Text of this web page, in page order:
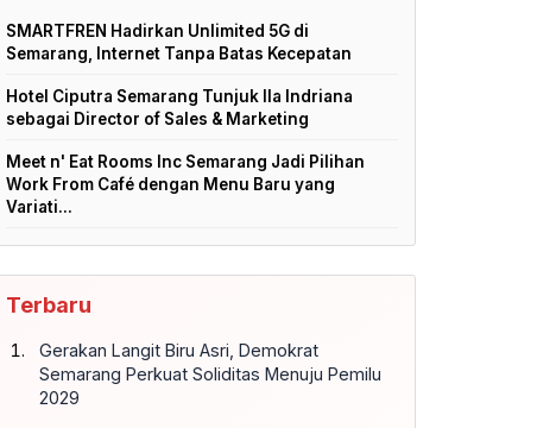
SMARTFREN Hadirkan Unlimited 5G di
Semarang, Internet Tanpa Batas Kecepatan
Hotel Ciputra Semarang Tunjuk Ila Indriana
sebagai Director of Sales & Marketing
Meet n' Eat Rooms Inc Semarang Jadi Pilihan
Work From Café dengan Menu Baru yang
Variati...
Terbaru
Gerakan Langit Biru Asri, Demokrat
Semarang Perkuat Soliditas Menuju Pemilu
2029